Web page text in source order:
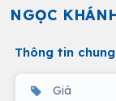
NGỌC
Thông tin chung
Giá